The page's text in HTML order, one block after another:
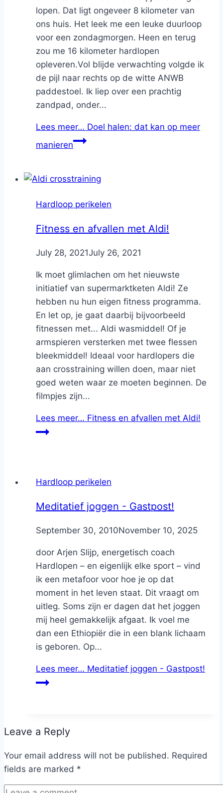
lopen. Dat ligt ongeveer 8 kilometer van
ons huis. Het leek me een leuke duurloop
voor een zondagmorgen. Heen en terug
zou me 16 kilometer hardlopen
opleveren.Vol blijde verwachting volgde ik
de pijl naar rechts op de witte ANWB
paddestoel. Ik liep over een prachtig
zandpad, onder...
Lees meer… Doel halen: dat kan op meer
manieren
Hardloop perikelen
Fitness en afvallen met Aldi!
ByNicole
July 28, 2021July 26, 2021
Ik moet glimlachen om het nieuwste
initiatief van supermarktketen Aldi! Ze
hebben nu hun eigen fitness programma.
En let op, je gaat daarbij bijvoorbeeld
fitnessen met... Aldi wasmiddel! Of je
armspieren versterken met twee flessen
bleekmiddel! Ideaal voor hardlopers die
aan crosstraining willen doen, maar niet
goed weten waar ze moeten beginnen. De
filmpjes zijn...
Lees meer… Fitness en afvallen met Aldi!
Hardloop perikelen
Meditatief joggen - Gastpost!
ByNicole
September 30, 2010November 10, 2025
door Arjen Slijp, energetisch coach
Hardlopen – en eigenlijk elke sport – vind
ik een metafoor voor hoe je op dat
moment in het leven staat. Dit vraagt om
uitleg. Soms zijn er dagen dat het joggen
mij heel gemakkelijk afgaat. Ik voel me
dan een Ethiopiër die in een blank lichaam
is geboren. Op...
Lees meer… Meditatief joggen - Gastpost!
Leave a Reply
Your email address will not be published. Required
fields are marked *